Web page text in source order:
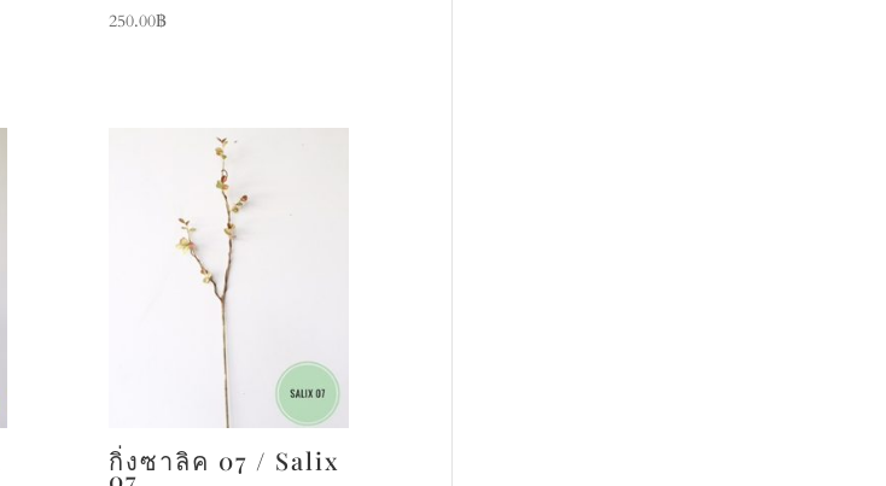
250.00฿
กิ่งซาลิค 07 / Salix